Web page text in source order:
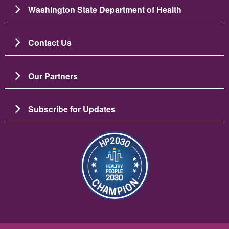
Washington State Department of Health
Contact Us
Our Partners
Subscribe for Updates